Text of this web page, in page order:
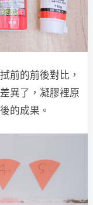
前的前後對比，
異了，凝膠裡原
的成果。